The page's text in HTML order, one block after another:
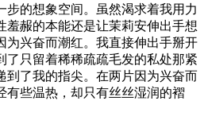
步的想象空间。虽然渴求着我用力
羞赧的本能还是让茉莉安伸出手想
为兴奋而潮红。我直接伸出手掰开
了只留着稀稀疏疏毛发的私处那紧
到了我的指尖。在两片因为兴奋而
有些温热，却只有丝丝湿润的褶